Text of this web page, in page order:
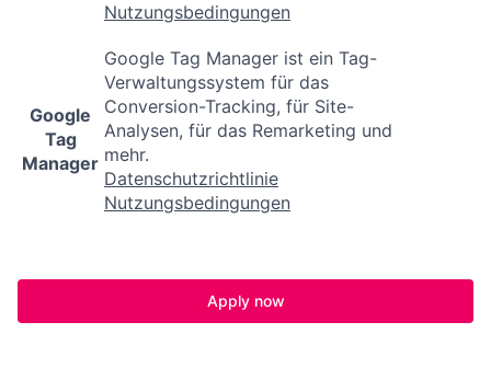
Nutzungsbedingungen
Google
Tag
Manager
Google Tag Manager ist ein Tag-
Verwaltungssystem für das
Conversion-Tracking, für Site-
Analysen, für das Remarketing und
mehr.
Datenschutzrichtlinie
Nutzungsbedingungen
Apply now